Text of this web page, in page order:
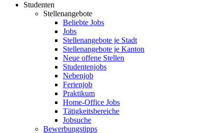
Studenten
Stellenangebote
Beliebte Jobs
Jobs
Stellenangebote je Stadt
Stellenangebote je Kanton
Neue offene Stellen
Studentenjobs
Nebenjob
Ferienjob
Praktikum
Home-Office Jobs
Tätigkeitsbereiche
Jobsuche
Bewerbungstipps